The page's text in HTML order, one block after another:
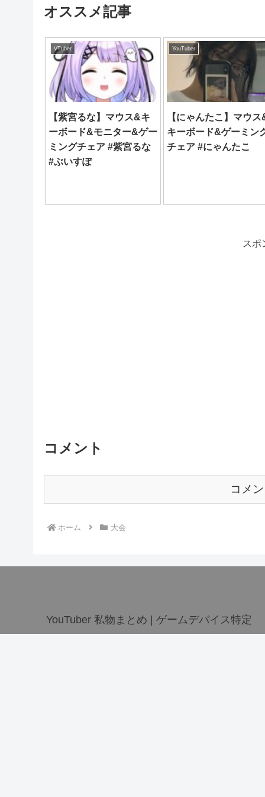
オススメ記事
VTuber
【紫宮るな】マウス&キ
ーボード&モニター&ゲー
ミングチェア #紫宮るな
#ぶいすぽ
YouTuber
【にゃんたこ】マウス
キーボード&ゲーミン
チェア #にゃんたこ
スポ
コメント
コメ
ホーム 大会
YouTuber 私物まとめ | ゲームデバイス特定